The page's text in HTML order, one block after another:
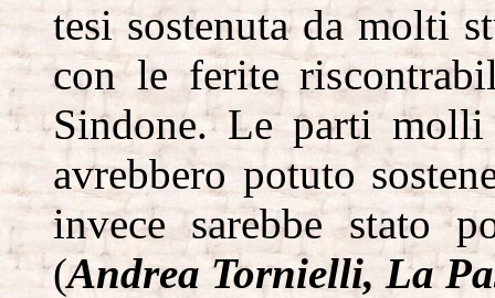
tesi sostenuta da
con le ferite
Sindone. Le parti
avrebbero potuto
invece sarebbe stato
(Andrea Tornielli, La